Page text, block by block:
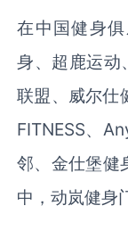
在中国健身
身、超鹿运动
联盟、威尔仕
FITNESS、
邻、金仕堡健
中，动岚健身